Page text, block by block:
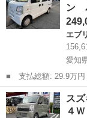
車・現行型・...
ン
エブ
愛知
■ 支払総額: 29.9万円 ■ 車両本体価格： 249,000 円 ■ メーカー
名： スズキ ■ 車種
タイミングチェーン
ＡＴ エアバ...
愛知 小牧市
ス
４